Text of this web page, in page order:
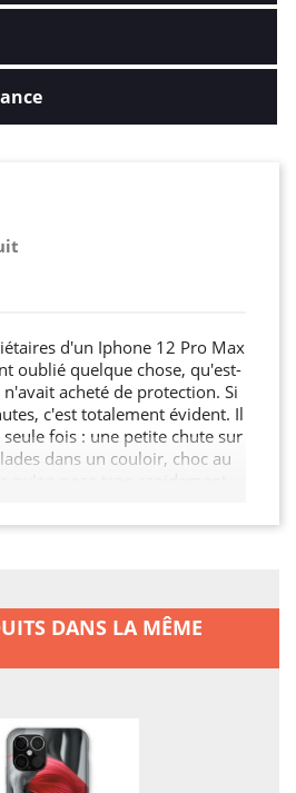
d'un Iphone 12 Pro Max
oublié quelque chose, qu'est-
n'avait acheté de protection. Si
c'est totalement évident. Il
fois : une petite chute sur
dans un couloir, choc au
vite arrivé !
robustesse d'un mobile est
possibilité de retour en
une Coque en silicone TPU
jeter son argent par les
songez à cette solution
DANS LA MÊME